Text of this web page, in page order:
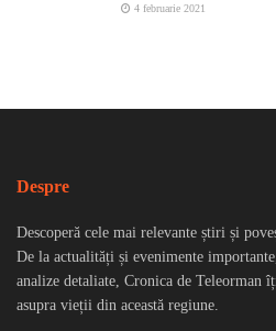
4 februarie 2021
Despre
Descoperă cele mai relevante știri și
De la actualități și evenimente
analize detaliate, Cronica de Teleorman
asupra vieții din această regiune.